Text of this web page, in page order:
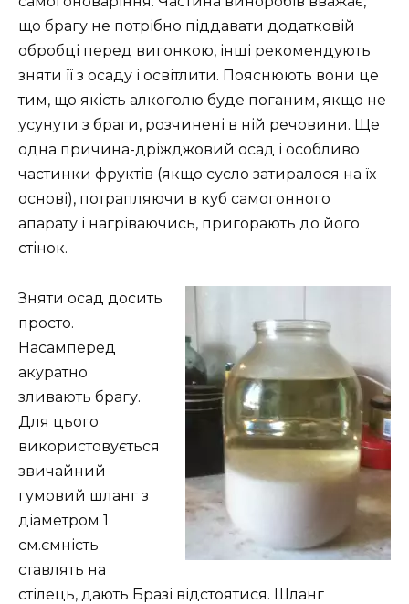
що брагу не потрібно піддавати додатковій
обробці перед вигонкою, інші рекомендують
зняти її з осаду і освітлити. Пояснюють вони це
тим, що якість алкоголю буде поганим, якщо не
усунути з браги, розчинені в ній речовини. Ще
одна причина-дріжджовий осад і особливо
частинки фруктів (якщо сусло затиралося на їх
основі), потрапляючи в куб самогонного
апарату і нагріваючись, пригорають до його
стінок.
Зняти осад досить
просто.
Насамперед
акуратно
зливають брагу.
Для цього
використовується
звичайний
гумовий шланг з
діаметром 1
см.ємність
ставлять на
стілець, дають Бразі відстоятися. Шланг